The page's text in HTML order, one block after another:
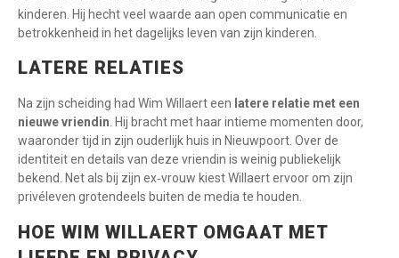
kinderen. Hij hecht veel waarde aan open communicatie en
betrokkenheid in het dagelijks leven van zijn kinderen.
LATERE RELATIES
Na zijn scheiding had Wim Willaert een latere relatie met een
nieuwe vriendin . Hij bracht met haar intieme momenten door,
waaronder tijd in zijn ouderlijk huis in Nieuwpoort. Over de
identiteit en details van deze vriendin is weinig publiekelijk
bekend. Net als bij zijn ex‑vrouw kiest Willaert ervoor om zijn
privéleven grotendeels buiten de media te houden.
HOE WIM WILLAERT OMGAAT MET